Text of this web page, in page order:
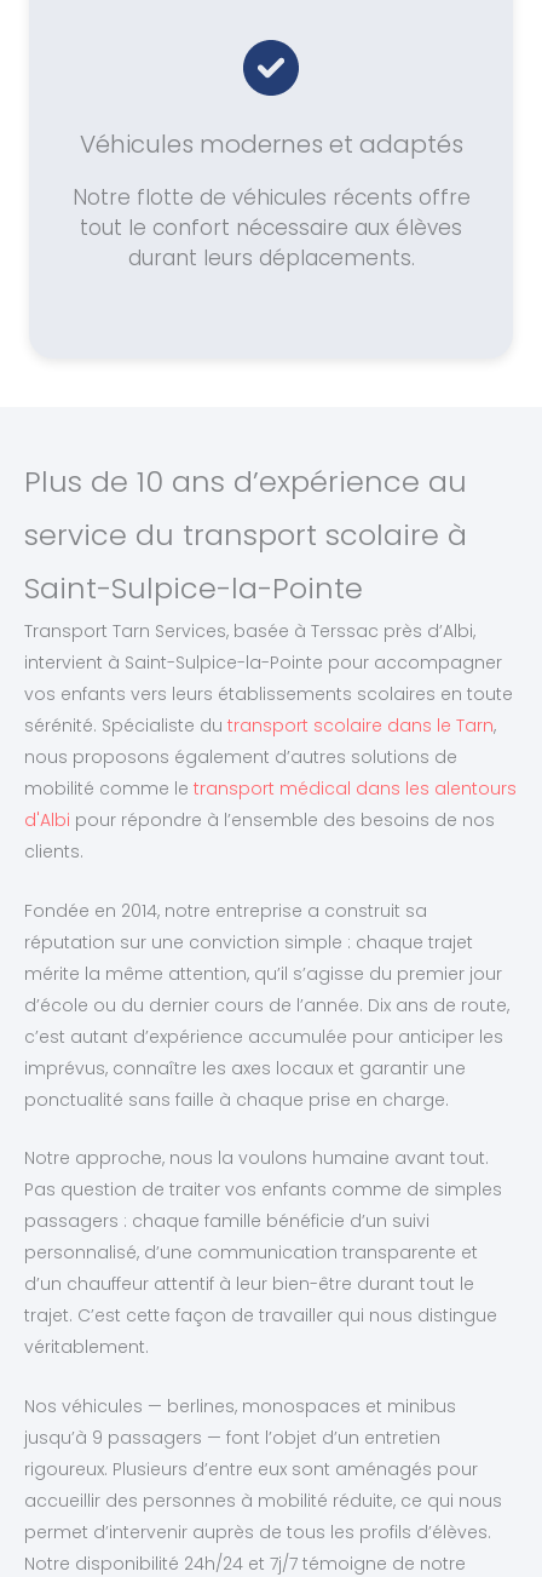
Véhicules modernes et adaptés
Notre flotte de véhicules récents offre
tout le confort nécessaire aux élèves
durant leurs déplacements.
Plus de 10 ans d’expérience au
service du transport scolaire à
Saint-Sulpice-la-Pointe
Transport Tarn Services, basée à Terssac près d’Albi,
intervient à Saint-Sulpice-la-Pointe pour accompagner
vos enfants vers leurs établissements scolaires en toute
sérénité. Spécialiste du transport scolaire dans le Tarn,
nous proposons également d’autres solutions de
mobilité comme le transport médical dans les alentours
d'Albi pour répondre à l’ensemble des besoins de nos
clients.
Fondée en 2014, notre entreprise a construit sa
réputation sur une conviction simple : chaque trajet
mérite la même attention, qu’il s’agisse du premier jour
d’école ou du dernier cours de l’année. Dix ans de route,
c’est autant d’expérience accumulée pour anticiper les
imprévus, connaître les axes locaux et garantir une
ponctualité sans faille à chaque prise en charge.
Notre approche, nous la voulons humaine avant tout.
Pas question de traiter vos enfants comme de simples
passagers : chaque famille bénéficie d’un suivi
personnalisé, d’une communication transparente et
d’un chauffeur attentif à leur bien-être durant tout le
trajet. C’est cette façon de travailler qui nous distingue
véritablement.
Nos véhicules — berlines, monospaces et minibus
jusqu’à 9 passagers — font l’objet d’un entretien
rigoureux. Plusieurs d’entre eux sont aménagés pour
accueillir des personnes à mobilité réduite, ce qui nous
permet d’intervenir auprès de tous les profils d’élèves.
Notre disponibilité 24h/24 et 7j/7 témoigne de notre